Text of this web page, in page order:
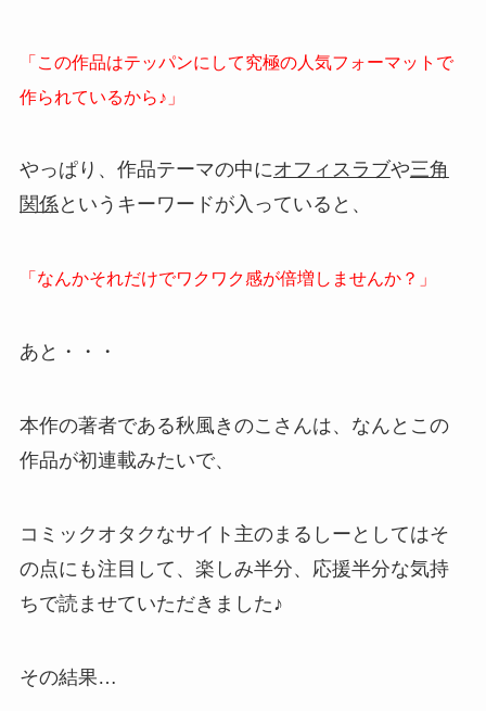
「この作品はテッパンにして究極の人気フォーマットで
作られているから♪」
やっぱり、作品テーマの中にオフィスラブや三角
関係 というキーワードが入っていると、
「なんかそれだけでワクワク感が倍増しませんか？」
あと・・・
本作の著者である秋風きのこさんは、なんとこの
作品が初連載みたいで、
コミックオタクなサイト主のまるしーとしてはそ
の点にも注目して、楽しみ半分、応援半分な気持
ちで読ませていただきました♪
その結果…